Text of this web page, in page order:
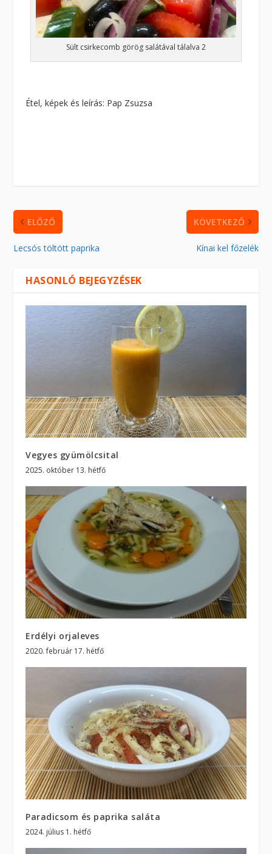
Sült csirkecomb görög salátával tálalva 2
Étel, képek és leírás: Pap Zsuzsa
ELŐZŐ
Lecsós töltött paprika
KÖVETKEZŐ
Kínai kel főzelék
HASONLÓ BEJEGYZÉSEK
Vegyes gyümölcsital
2025. október 13. hétfő
Erdélyi orjaleves
2020. február 17. hétfő
Paradicsom és paprika saláta
2024. július 1. hétfő